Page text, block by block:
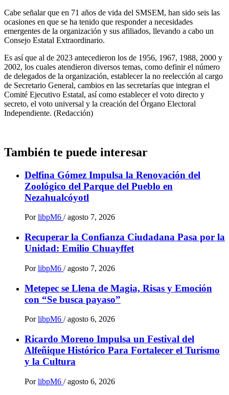
Cabe señalar que en 71 años de vida del SMSEM, han sido seis las
ocasiones en que se ha tenido que responder a necesidades
emergentes de la organización y sus afiliados, llevando a cabo un
Consejo Estatal Extraordinario.
Es así que al de 2023 antecedieron los de 1956, 1967, 1988, 2000 y
2002, los cuales atendieron diversos temas, como definir el número
de delegados de la organización, establecer la no reelección al cargo
de Secretario General, cambios en las secretarías que integran el
Comité Ejecutivo Estatal, así como establecer el voto directo y
secreto, el voto universal y la creación del Órgano Electoral
Independiente. (Redacción)
También te puede interesar
Delfina Gómez Impulsa la Renovación del
Zoológico del Parque del Pueblo en
Nezahualcóyotl
Por libpM6 / agosto 7, 2026
Recuperar la Confianza Ciudadana Pasa por la
Unidad: Emilio Chuayffet
Por libpM6 / agosto 7, 2026
Metepec se Llena de Magia, Risas y Emoción
con “Se busca payaso”
Por libpM6 / agosto 6, 2026
Ricardo Moreno Impulsa un Festival del
Alfeñique Histórico Para Fortalecer el Turismo
y la Cultura
Por libpM6 / agosto 6, 2026